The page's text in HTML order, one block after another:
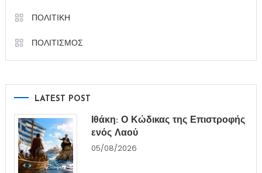
ΠΟΛΙΤΙΚΗ
ΠΟΛΙΤΙΣΜΟΣ
LATEST POST
Ιθάκη: Ο Κώδικας της Επιστροφής
ενός Λαού
05/08/2026